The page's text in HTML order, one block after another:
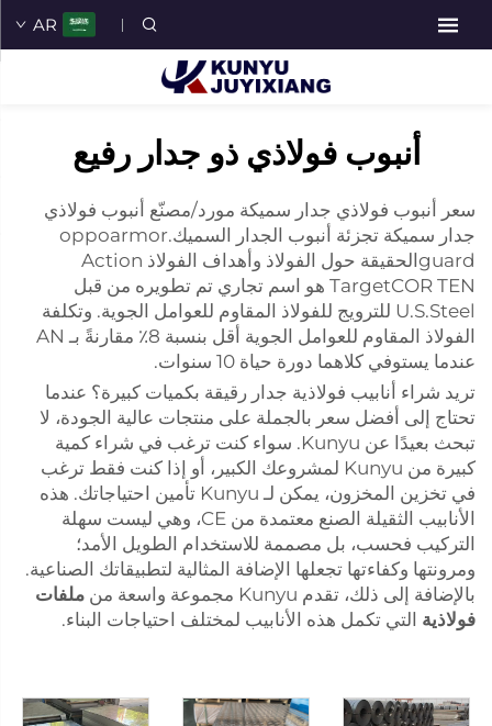
AR
أنبوب فولاذي ذو جدار رفيع
سعر أنبوب فولاذي جدار سميكة مورد/مصنّع أنبوب فولاذي
جدار سميكة تجزئة أنبوب الجدار السميك.oppoarmor
guardالحقيقة حول الفولاذ وأهداف الفولاذ Action
TargetCOR TEN هو اسم تجاري تم تطويره من قبل
U.S.Steel للترويج للفولاذ المقاوم للعوامل الجوية. وتكلفة
الفولاذ المقاوم للعوامل الجوية أقل بنسبة 8٪ مقارنةً بـ AN
عندما يستوفي كلاهما دورة حياة 10 سنوات.
تريد شراء أنابيب فولاذية جدار رقيقة بكميات كبيرة؟ عندما
تحتاج إلى أفضل سعر بالجملة على منتجات عالية الجودة، لا
تبحث بعيدًا عن Kunyu. سواء كنت ترغب في شراء كمية
كبيرة من Kunyu لمشروعك الكبير، أو إذا كنت فقط ترغب
في تخزين المخزون، يمكن لـ Kunyu تأمين احتياجاتك. هذه
الأنابيب الثقيلة الصنع معتمدة من CE، وهي ليست سهلة
التركيب فحسب، بل مصممة للاستخدام الطويل الأمد؛
ومرونتها وكفاءتها تجعلها الإضافة المثالية لتطبيقاتك الصناعية.
بالإضافة إلى ذلك، تقدم Kunyu مجموعة واسعة من
ملفات
فولاذية التي تكمل هذه الأنابيب لمختلف احتياجات البناء.